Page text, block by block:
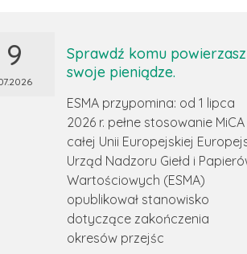
9
Sprawdź komu powierzasz
swoje pieniądze.
ESMA przypomina: od 1 lipca
2026 r. pełne stosowanie
całej Unii Europejskiej
Urząd Nadzoru Giełd i
Wartościowych (ESMA)
opublikował stanowisko
dotyczące zakończenia
okresów przejśc